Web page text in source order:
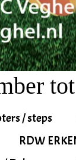
/ steps
RDW